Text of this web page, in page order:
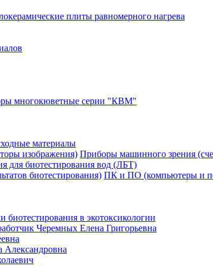
плиты равномерного нагрева
многокюветные серии "КВМ"
материалы
Приборы машинного зрения
для биотестирования вод (ЛБТ)
ПК и ПО (компьютеры и
биотестирования в экотоксикологии
Черемных Елена Григорьевна